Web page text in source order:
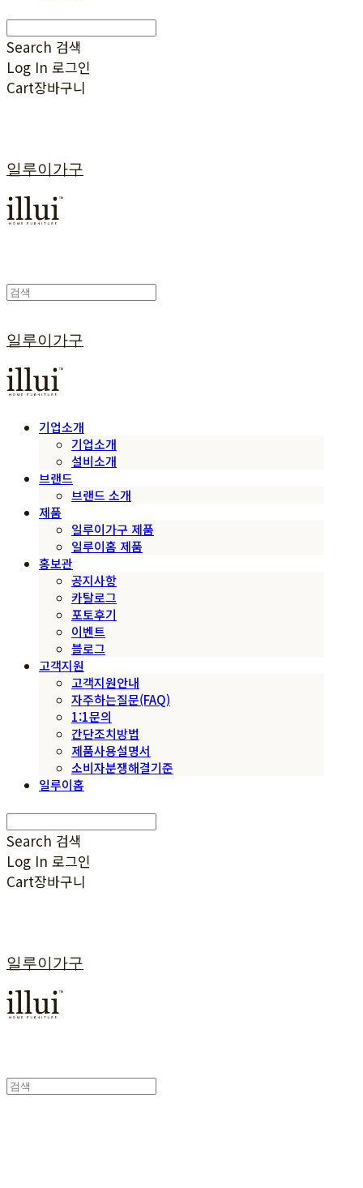
Search 검색
Log In 로그인
Cart장바구니
일루이가구
일루이가구
기업소개
기업소개
설비소개
브랜드
브랜드 소개
제품
일루이가구 제품
일루이홈 제품
홍보관
공지사항
카탈로그
포토후기
이벤트
블로그
고객지원
고객지원안내
자주하는질문(FAQ)
1:1문의
간단조치방법
제품사용설명서
소비자분쟁해결기준
일루이홈
Search 검색
Log In 로그인
Cart장바구니
일루이가구